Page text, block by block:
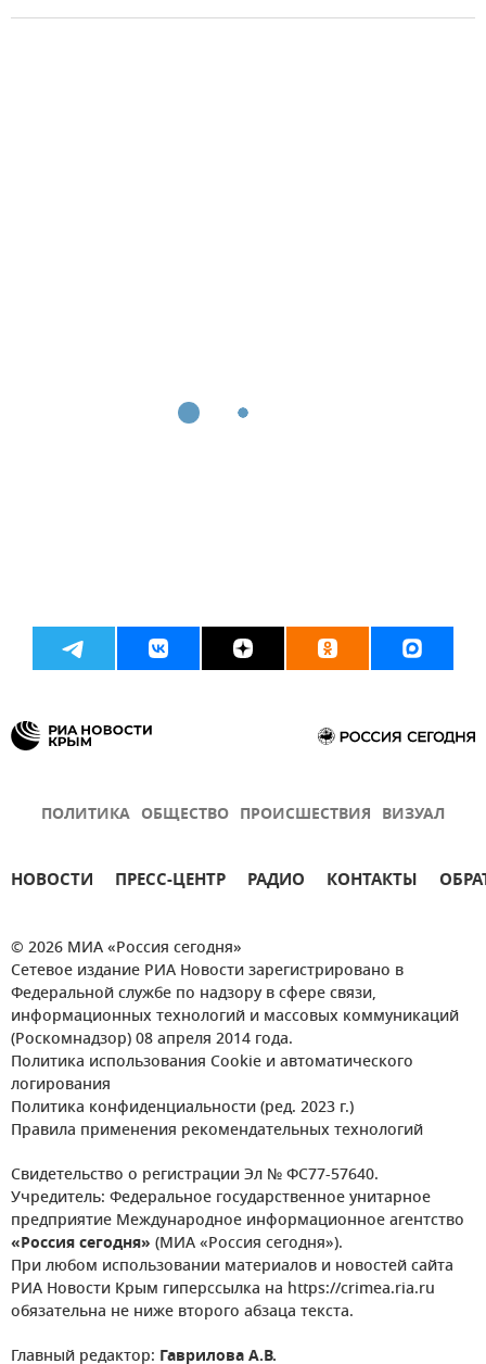
ПОЛИТИКА ОБЩЕСТВО ПРОИСШЕСТВИЯ ВИЗУАЛ
НОВОСТИ ПРЕСС-ЦЕНТР РАДИО КОНТАКТЫ
© 2026 МИА «Россия сегодня»
Сетевое издание РИА Новости зарегистрировано в
Федеральной службе по надзору в сфере связи,
информационных технологий и массовых коммуникаций
(Роскомнадзор) 08 апреля 2014 года.
Политика использования Cookie и автоматического
логирования
Политика конфиденциальности (ред. 2023 г.)
Правила применения рекомендательных технологий
Свидетельство о регистрации Эл № ФС77-57640.
Учредитель: Федеральное государственное унитарное
предприятие Международное информационное агентство
«Россия сегодня» (МИА «Россия сегодня»).
При любом использовании материалов и новостей сайта
РИА Новости Крым гиперссылка на https://crimea.ria.ru
обязательна не ниже второго абзаца текста.
Главный редактор: Гаврилова А.В.